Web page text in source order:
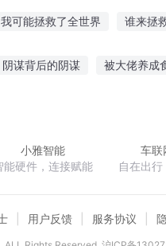
我可能拯救了全世界 谁来拯
阴谋背后的阴谋 被大佬养成
小雅智能
能硬件，连接赋能
车联
自在出
用户反馈 服务协议